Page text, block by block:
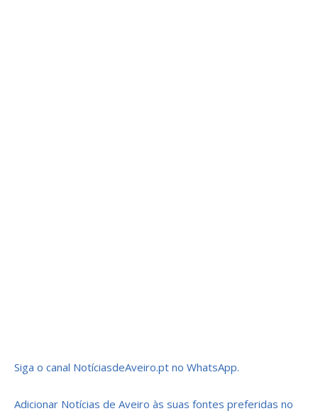
Siga o canal NotíciasdeAveiro.pt no WhatsApp.
Adicionar Notícias de Aveiro às suas fontes preferidas no